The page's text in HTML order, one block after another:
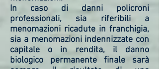
In caso di danni policroni
professionali, sia riferibili a
menomazioni ricadute in franchigia,
sia a menomazioni indennizzate con
capitale o in rendita, il danno
biologico permanente finale sarà